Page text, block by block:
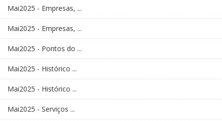
Mai2025 - Empresas, ...
Mai2025 - Empresas, ...
Mai2025 - Pontos do ...
Mai2025 - Histórico ...
Mai2025 - Histórico ...
Mai2025 - Serviços ...